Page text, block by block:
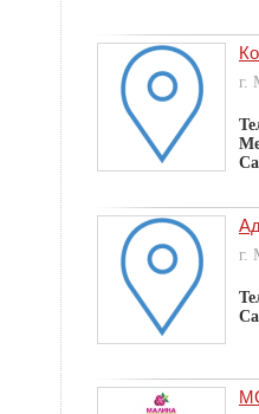
г.
г.